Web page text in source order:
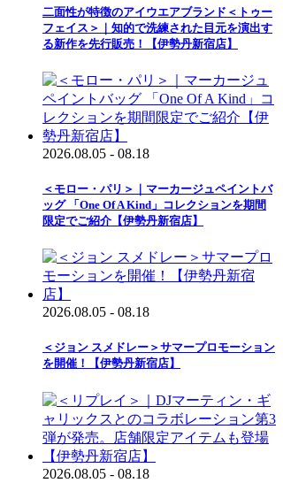
二面性が特徴のアイウエアブランド＜トゥー
フェイス＞｜知的で洗練された目元を演出す
る新作を先行販売！【伊勢丹新宿店】
2026.08.05 - 08.18
＜モロー・パリ＞｜マーカージュペイントバ
ッグ 「One Of A Kind」コレクションを期間
限定でご紹介【伊勢丹新宿店】
2026.08.05 - 08.18
＜ジョン スメドレー＞サマープロモーション
を開催！【伊勢丹新宿店】
2026.08.05 - 08.18